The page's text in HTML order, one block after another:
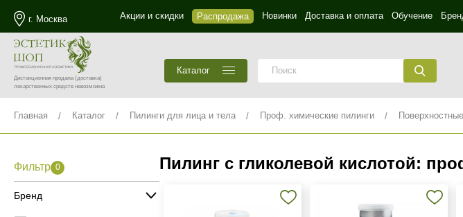
г. Москва Акции и скидки Распродажа Новинки Доставка и оплата Обучение
Дистанционная продажа(доставка)
лекарственных средств невозможна
Каталог
Главная Каталог Пилинги для лица и тела Проф. химические пилинги
Фильтр 0
Бренд
Пилинг с гликолевой кислотой: